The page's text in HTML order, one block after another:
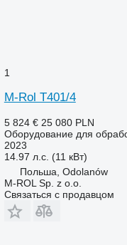
1
M-Rol T401/4
5 824 € 25 080 PLN
Оборудование для
2023
14.97 л.с. (11 кВт)
Польша, Odolanów
M-ROL Sp. z o.o.
Связаться с продавцом